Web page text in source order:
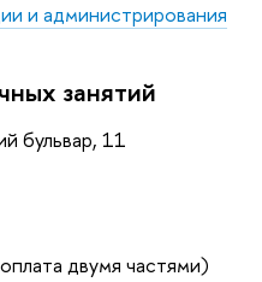
и администрирования
занятий
бульвар, 11
двумя частями)